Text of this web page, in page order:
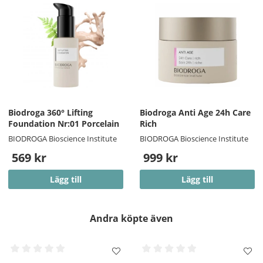
Biodroga 360° Lifting
Foundation Nr:01 Porcelain
BIODROGA Bioscience Institute
569 kr
Lägg till
Biodroga Anti Age 24h Care
Rich
BIODROGA Bioscience Institute
999 kr
Lägg till
Andra köpte även